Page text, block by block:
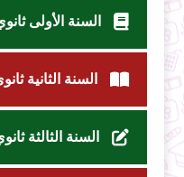
السنة الأولى
السنة الثانية
السنة الثالثة